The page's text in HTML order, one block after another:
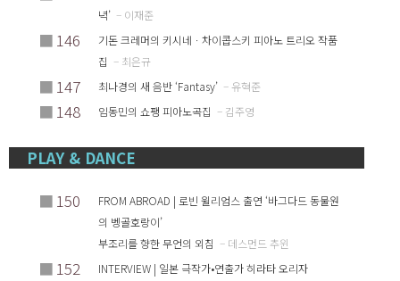
녁’ – 이재준
■ 146
기돈 크레머의 키시네ㆍ차이콥스키 피아노 트리오 작품
집 – 최은규
■ 147 최나경의 새 음반 ‘Fantasy’ – 유혁준
■ 148 임동민의 쇼팽 피아노곡집 – 김주영
PLAY & DANCE
■ 150
FROM ABROAD | 로빈 윌리엄스 출연 ‘바그다드 동물원
의 벵골호랑이’
부조리를 향한 무언의 외침 – 데스먼드 추윈
■ 152
INTERVIEW | 일본 극작가•연출가 히라타 오리자